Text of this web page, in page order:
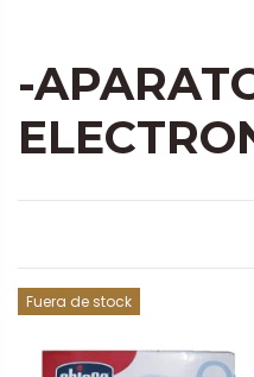
-
Fuera de stock